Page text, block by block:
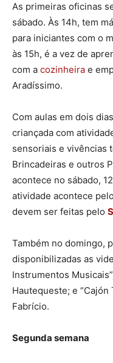
As primeiras oficinas
sábado. Às 14h, tem
para iniciantes com o
às 15h, é a vez de
com a cozinheira e
Aradíssimo.
Com aulas em dois
criançada com
sensoriais e vivências
Brincadeiras e outros
acontece no sábado,
atividade acontece
devem ser feitas pelo
Também no domingo,
disponibilizadas as
Instrumentos
Hautequeste; e “Cajón
Fabrício.
Segunda semana